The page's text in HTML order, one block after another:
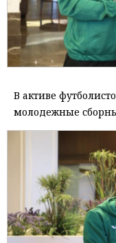
В активе
молодежные